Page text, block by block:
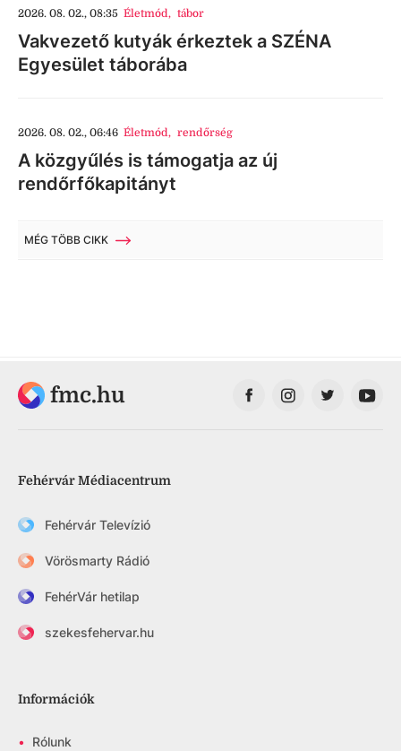
2026. 08. 02., 08:35 Életmód, tábor
Vakvezető kutyák érkeztek a SZÉNA
Egyesület táborába
2026. 08. 02., 06:46 Életmód, rendőrség
A közgyűlés is támogatja az új
rendőrfőkapitányt
MÉG TÖBB CIKK
fmc.hu
Fehérvár Médiacentrum
Fehérvár Televízió
Vörösmarty Rádió
FehérVár hetilap
szekesfehervar.hu
Információk
• Rólunk